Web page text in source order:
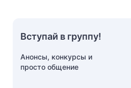
Вступай в группу!
Анонсы, конкурсы и
просто общение